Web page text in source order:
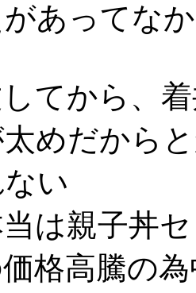
あってな
てから、
めだから
い
は親子丼
格高騰の